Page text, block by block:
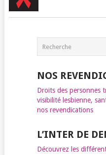
NOS
Droits des personnes
visibilité lesbienne,
nos revendications
L’INTER DE
Découvrez les